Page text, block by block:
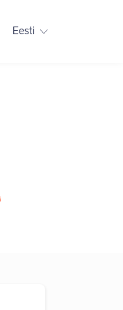
Eesti